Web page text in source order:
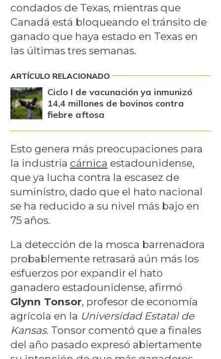
condados de Texas, mientras que
Canadá está bloqueando el tránsito de
ganado que haya estado en Texas en
las últimas tres semanas.
ARTÍCULO RELACIONADO
Ciclo I de vacunación ya inmunizó
14,4 millones de bovinos contra
fiebre aftosa
Esto genera más preocupaciones para
la industria cárnica estadounidense,
que ya lucha contra la escasez de
suministro, dado que el hato nacional
se ha reducido a su nivel más bajo en
75 años.
La detección de la mosca barrenadora
probablemente retrasará aún más los
esfuerzos por expandir el hato
ganadero estadounidense, afirmó
Glynn Tonsor, profesor de economía
agrícola en la Universidad Estatal de
Kansas. Tonsor comentó que a finales
del año pasado expresó abiertamente